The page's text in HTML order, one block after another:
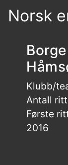
Norsk
Borge
Klubb/
Antall
Første
2016